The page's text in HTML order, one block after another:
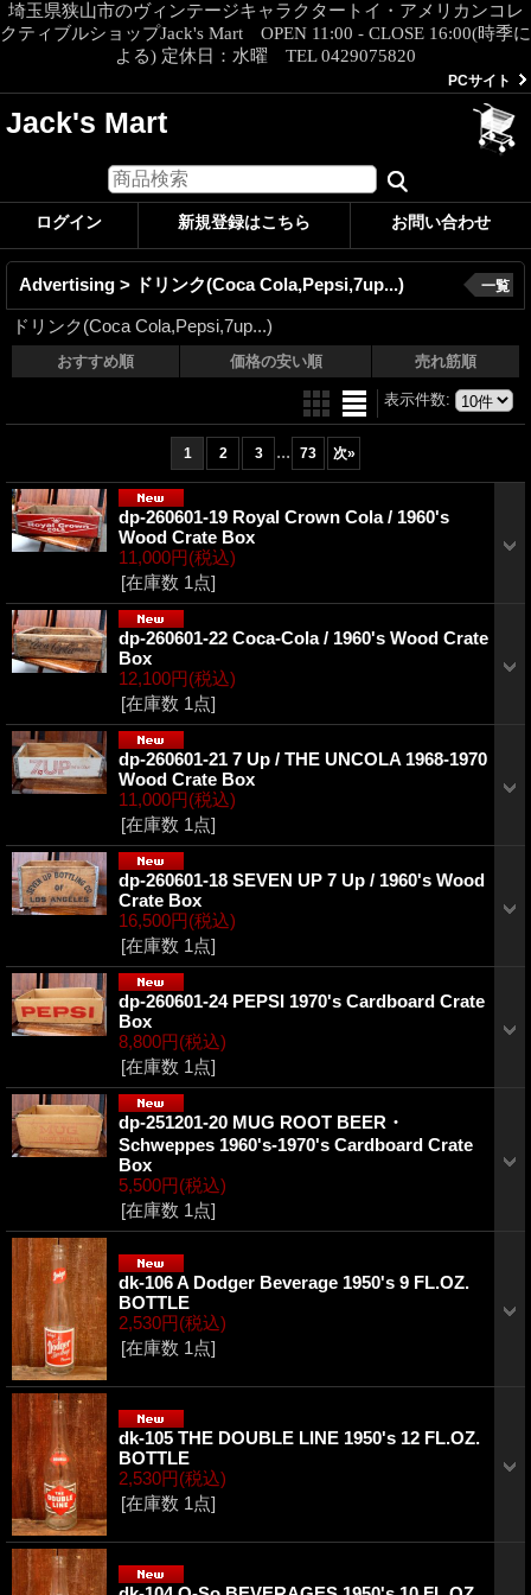
埼玉県狭山市のヴィンテージキャラクタートイ・アメリカンコレ
クティブルショップJack's Mart OPEN 11:00 - CLOSE 16:00(時季に
よる) 定休日：水曜 TEL 0429075820
PCサイト
Jack's Mart
ログイン 新規登録はこちら お問い合わせ
Advertising > ドリンク(Coca Cola,Pepsi,7up...)
ドリンク(Coca Cola,Pepsi,7up...)
一覧
おすすめ順 価格の安い順 売れ筋順
表示件数:
1 2 3 ... 73 次»
dp-260601-19 Royal Crown Cola / 1960's
Wood Crate Box
11,000円(税込)
[在庫数 1点]
dp-260601-22 Coca-Cola / 1960's Wood Crate
Box
12,100円(税込)
[在庫数 1点]
dp-260601-21 7 Up / THE UNCOLA 1968-1970
Wood Crate Box
11,000円(税込)
[在庫数 1点]
dp-260601-18 SEVEN UP 7 Up / 1960's Wood
Crate Box
16,500円(税込)
[在庫数 1点]
dp-260601-24 PEPSI 1970's Cardboard Crate
Box
8,800円(税込)
[在庫数 1点]
dp-251201-20 MUG ROOT BEER・
Schweppes 1960's-1970's Cardboard Crate
Box
5,500円(税込)
[在庫数 1点]
dk-106 A Dodger Beverage 1950's 9 FL.OZ.
BOTTLE
2,530円(税込)
[在庫数 1点]
dk-105 THE DOUBLE LINE 1950's 12 FL.OZ.
BOTTLE
2,530円(税込)
[在庫数 1点]